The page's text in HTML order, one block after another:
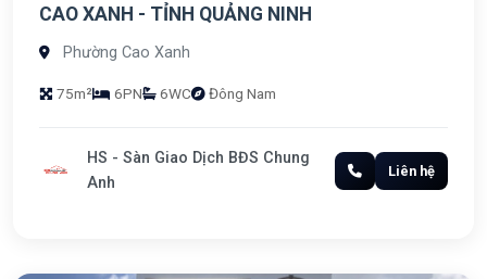
CAO XANH - TỈNH QUẢNG NINH
Phường Cao Xanh
75m² 6PN 6WC Đông Nam
HS - Sàn Giao Dịch BĐS Chung
Anh
Liên hệ